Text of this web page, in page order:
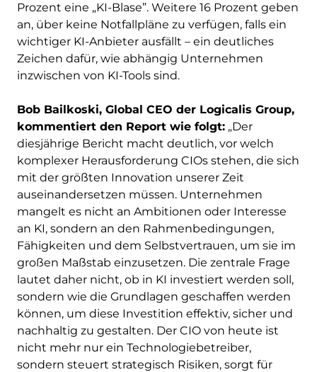
Prozent eine „KI-Blase”. Weitere 16 Prozent geben
an, über keine Notfallpläne zu verfügen, falls ein
wichtiger KI-Anbieter ausfällt – ein deutliches
Zeichen dafür, wie abhängig Unternehmen
inzwischen von KI-Tools sind.
Bob Bailkoski, Global CEO der Logicalis Group,
kommentiert den Report wie folgt: „Der
diesjährige Bericht macht deutlich, vor welch
komplexer Herausforderung CIOs stehen, die sich
mit der größten Innovation unserer Zeit
auseinandersetzen müssen. Unternehmen
mangelt es nicht an Ambitionen oder Interesse
an KI, sondern an den Rahmenbedingungen,
Fähigkeiten und dem Selbstvertrauen, um sie im
großen Maßstab einzusetzen. Die zentrale Frage
lautet daher nicht, ob in KI investiert werden soll,
sondern wie die Grundlagen geschaffen werden
können, um diese Investition effektiv, sicher und
nachhaltig zu gestalten. Der CIO von heute ist
nicht mehr nur ein Technologiebetreiber,
sondern steuert strategisch Risiken, sorgt für